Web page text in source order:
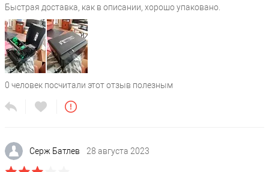
Быстрая доставка, как в описании, хорошо упаковано.
0 человек посчитали этот отзыв полезным
Серж Батлев 28 августа 2023